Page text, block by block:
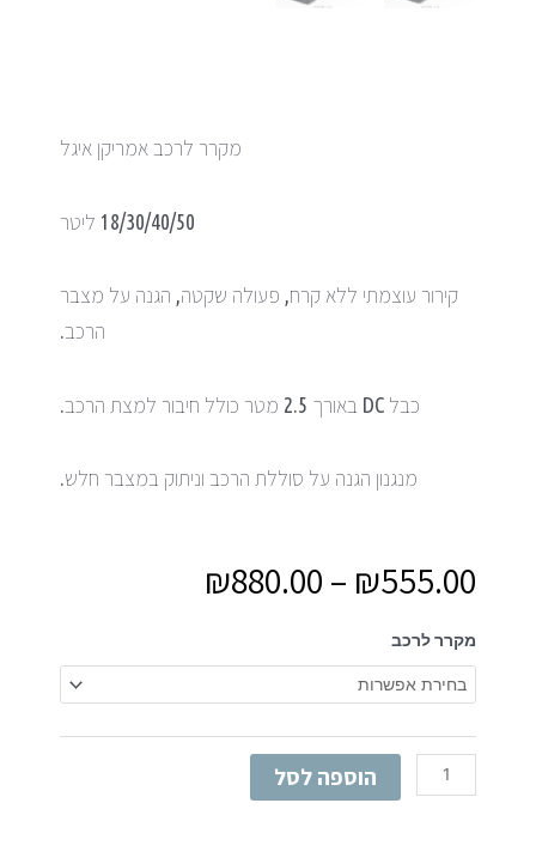
מקרר לרכב אמריקן איגל
18/30/40/50 ליטר
קירור עוצמתי ללא קרח, פעולה שקטה, הגנה על מצבר
הרכב.
כבל DC באורך 2.5 מטר כולל חיבור למצת הרכב.
מנגנון הגנה על סוללת הרכב וניתוק במצבר חלש.
₪555.00
–
₪880.00
מקרר לרכב
כמות
של
מקרר
אמריקן
איגל
הוספה לסל